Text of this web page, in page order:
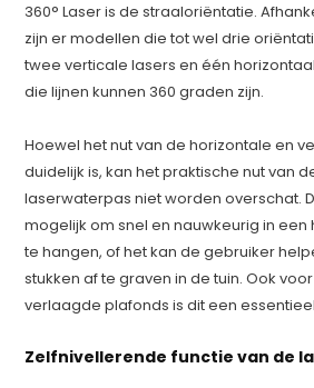
360° Laser is de straaloriëntatie.
zijn er modellen die tot wel drie
twee verticale lasers en één
die lijnen kunnen 360 graden zijn.
Hoewel het nut van de horizontale en
duidelijk is, kan het praktische nut van
laserwaterpas niet worden overschat.
mogelijk om snel en nauwkeurig in
te hangen, of het kan de gebruiker
stukken af te graven in de tuin. Ook
verlaagde plafonds is dit een
Zelfnivellerende functie van de